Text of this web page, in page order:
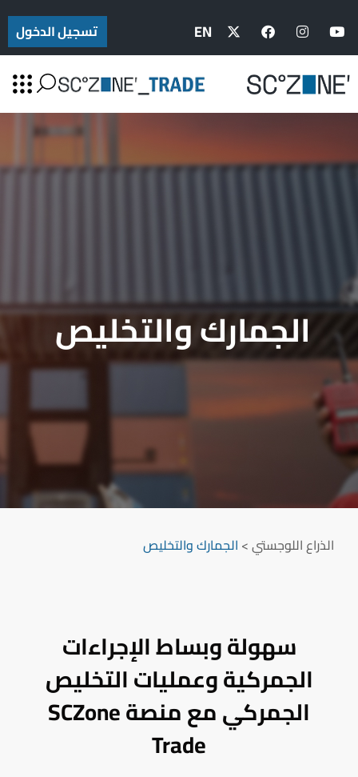
EN تسجيل الدخول
الجمارك والتخليص
الذراع اللوجستي> الجمارك والتخليص
سهولة وبساطالإجراءات
الجمركية وعمليات التخليص
الجمركي مع منصة SCZone
Trade